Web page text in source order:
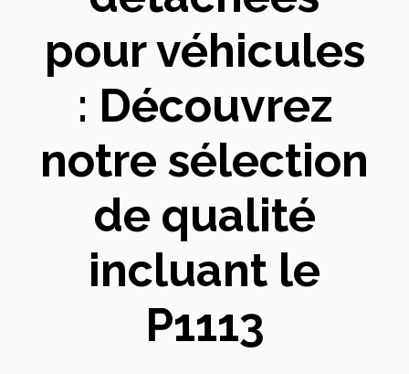
pour véhicules
: Découvrez
notre sélection
de qualité
incluant le
P1113